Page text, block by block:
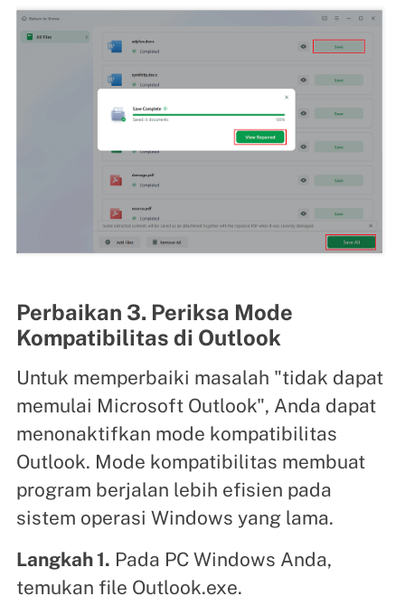
Perbaikan 3. Periksa Mode
Kompatibilitas di Outlook
Untuk memperbaiki masalah "tidak dapat
memulai Microsoft Outlook", Anda dapat
menonaktifkan mode kompatibilitas
Outlook. Mode kompatibilitas membuat
program berjalan lebih efisien pada
sistem operasi Windows yang lama.
Langkah 1. Pada PC Windows Anda,
temukan file Outlook.exe.